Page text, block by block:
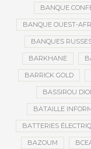
BANQUE
BANQUE OUEST-
BANQUES
BARKHANE
BARRICK GOLD
BASSIROU
BATAILLE
BATTERIES
BAZOUM